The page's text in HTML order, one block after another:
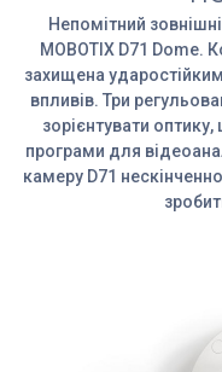
Непомітний
MOBOTIX D71 Dome.
захищена
впливів. Три
зорієнтувати
програми для
камеру D71